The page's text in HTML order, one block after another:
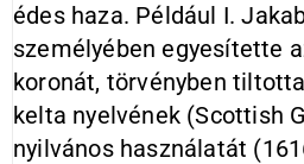
édes haza. Például I.
személyében egyesítette
koronát, törvényben
kelta nyelvének (Scottish
nyilvános használatát